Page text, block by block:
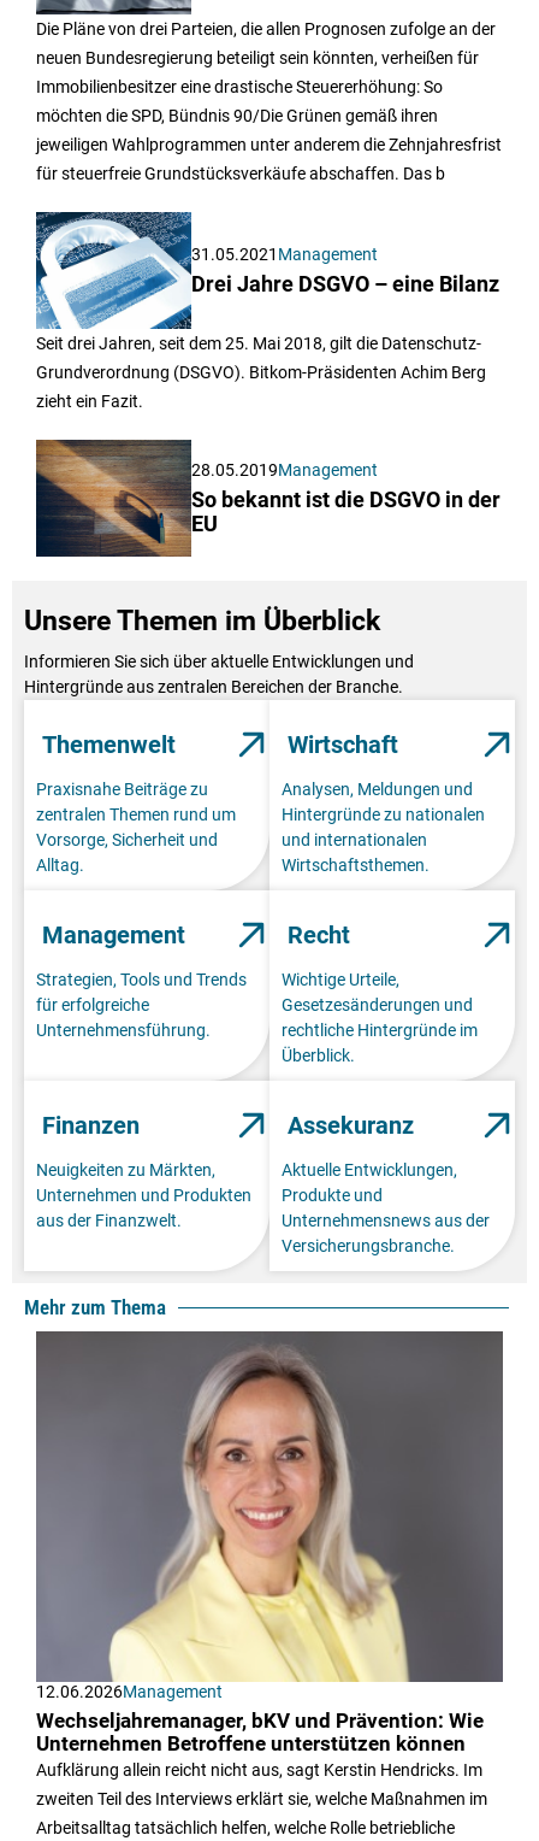
Die Pläne von drei Parteien, die allen Prognosen zufolge an der
neuen Bundesregierung beteiligt sein könnten, verheißen für
Immobilienbesitzer eine drastische Steuererhöhung: So
möchten die SPD, Bündnis 90/Die Grünen gemäß ihren
jeweiligen Wahlprogrammen unter anderem die Zehnjahresfrist
für steuerfreie Grundstücksverkäufe abschaffen. Das b
31.05.2021 Management
Drei Jahre DSGVO – eine Bilanz
Seit drei Jahren, seit dem 25. Mai 2018, gilt die Datenschutz-
Grundverordnung (DSGVO). Bitkom-Präsidenten Achim Berg
zieht ein Fazit.
28.05.2019Management
So bekannt ist die DSGVO in der
EU
Unsere Themen im Überblick
Informieren Sie sich über aktuelle Entwicklungen und
Hintergründe aus zentralen Bereichen der Branche.
Themenwelt
Praxisnahe Beiträge zu
zentralen Themen rund um
Vorsorge, Sicherheit und
Alltag.
Wirtschaft
Analysen, Meldungen und
Hintergründe zu nationalen
und internationalen
Wirtschaftsthemen.
Management
Strategien, Tools und Trends
für erfolgreiche
Unternehmensführung.
Recht
Wichtige Urteile,
Gesetzesänderungen und
rechtliche Hintergründe im
Überblick.
Finanzen
Neuigkeiten zu Märkten,
Unternehmen und Produkten
aus der Finanzwelt.
Assekuranz
Aktuelle Entwicklungen,
Produkte und
Unternehmensnews aus der
Versicherungsbranche.
Mehr zum Thema
12.06.2026Management
Wechseljahremanager, bKV und Prävention: Wie
Unternehmen Betroffene unterstützen können
Aufklärung allein reicht nicht aus, sagt Kerstin Hendricks. Im
zweiten Teil des Interviews erklärt sie, welche Maßnahmen im
Arbeitsalltag tatsächlich helfen, welche Rolle betriebliche